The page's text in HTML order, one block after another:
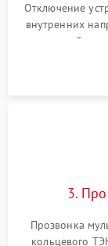
Отключение
внутренних
задней
3.
Прозвонка
кольцевого